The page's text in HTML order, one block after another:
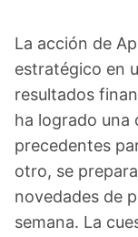
La acción de
estratégico en
resultados
ha logrado una
precedentes
otro, se
novedades de
semana. La